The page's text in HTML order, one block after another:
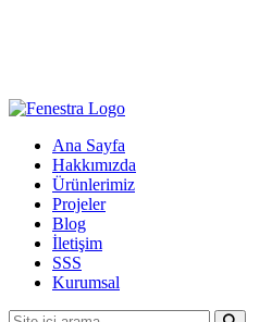
Ana Sayfa
Hakkımızda
Ürünlerimiz
Projeler
Blog
İletişim
SSS
Kurumsal